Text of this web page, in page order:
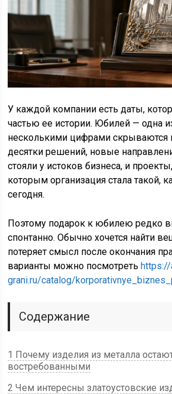
У каждой компании есть даты,
частью ее истории. Юбилей — одна
несколькими цифрами скрываются
десятки решений, новые
стояли у истоков бизнеса, и
которым организация стала такой,
сегодня.
Поэтому подарок к юбилею редко
спонтанно. Обычно хочется найти
потеряет смысл после окончания
варианты можно посмотретьhttps://
grani.ru/catalog/
Содержание
1 Почему изделия из металла
востребованными
2 Чем интересны златоустовские